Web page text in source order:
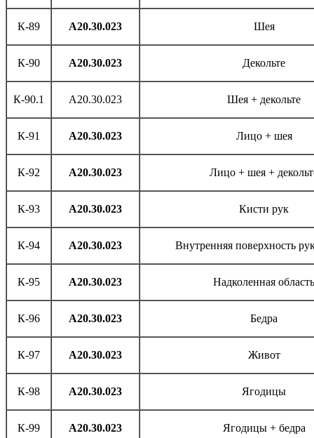
К-89 А20.30.023 Шея
К-90 А20.30.023 Декольте
К-90.1 А20.30.023 Шея + декольте
К-91 А20.30.023 Лицо + шея
К-92 А20.30.023 Лицо + шея +
К-93 А20.30.023 Кисти рук
К-94 А20.30.023 Внутренняя поверхность
К-95 А20.30.023 Надколенная область
К-96 А20.30.023 Бедра
К-97 А20.30.023 Живот
К-98 А20.30.023 Ягодицы
К-99 А20.30.023 Ягодицы + бедра